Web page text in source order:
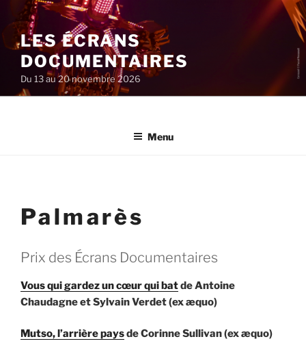
au
contenu
principal
LES ÉCRANS
DOCUMENTAIRES
Du 13 au 20 novembre 2026
Menu
Palmarès
Prix des Écrans Documentaires
Vous qui gardez un cœur qui batde Antoine
Chaudagne et Sylvain Verdet (ex æquo)
Mutso, l’arrière paysde Corinne Sullivan (ex æquo)